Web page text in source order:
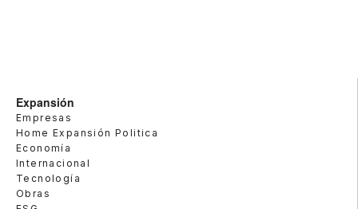
Expansión
Empresas
Home Expansión Politica
Economía
Internacional
Tecnología
Obras